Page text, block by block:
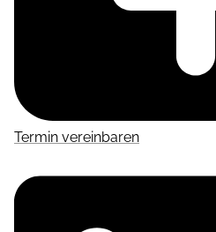
Termin vereinbaren